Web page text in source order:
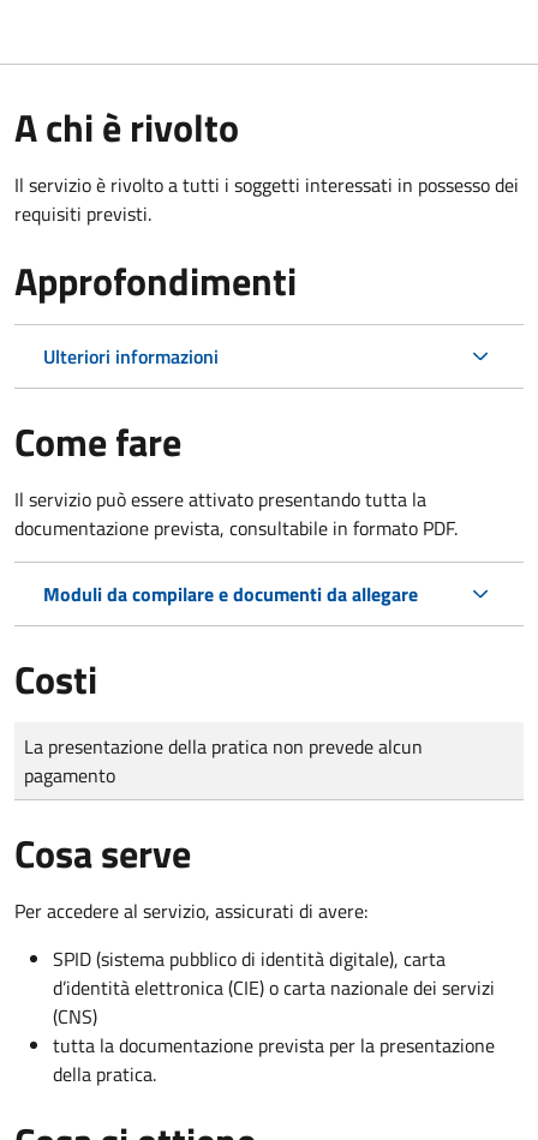
A chi è rivolto
Il servizio è rivolto a tutti i soggetti interessati in possesso dei
requisiti previsti.
Approfondimenti
Ulteriori informazioni
Come fare
Il servizio può essere attivato presentando tutta la
documentazione prevista, consultabile in formato PDF.
Moduli da compilare e documenti da allegare
Costi
Tipo di pagamento
Importo
La presentazione della pratica non prevede alcun
pagamento
Cosa serve
Per accedere al servizio, assicurati di avere:
SPID (sistema pubblico di identità digitale), carta
d’identità elettronica (CIE) o carta nazionale dei servizi
(CNS)
tutta la documentazione prevista per la presentazione
della pratica.